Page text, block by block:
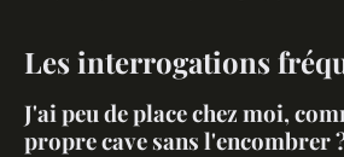
Les interrogations
J'ai peu de place chez moi,
propre cave sans l'encombrer